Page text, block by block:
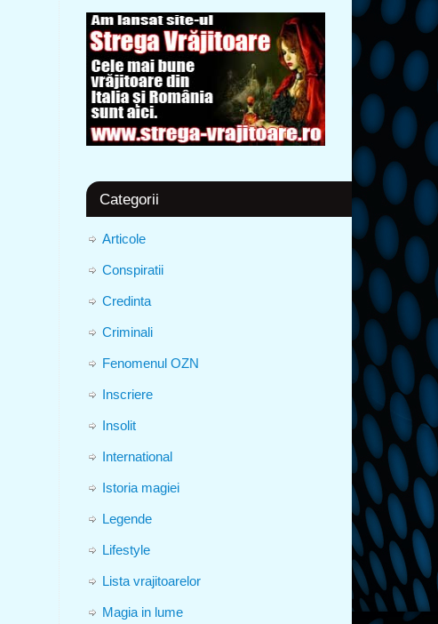
Categorii
Articole
Conspiratii
Credinta
Criminali
Fenomenul OZN
Inscriere
Insolit
International
Istoria magiei
Legende
Lifestyle
Lista vrajitoarelor
Magia in lume